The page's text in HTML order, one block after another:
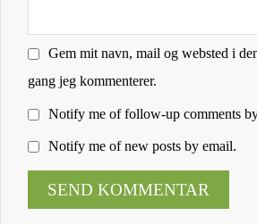
Gem mit navn, mail og websted i
gang jeg kommenterer.
Notify me of follow-up comments
Notify me of new posts by email.